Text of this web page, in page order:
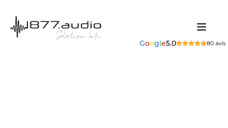
Google5.0 80 avis